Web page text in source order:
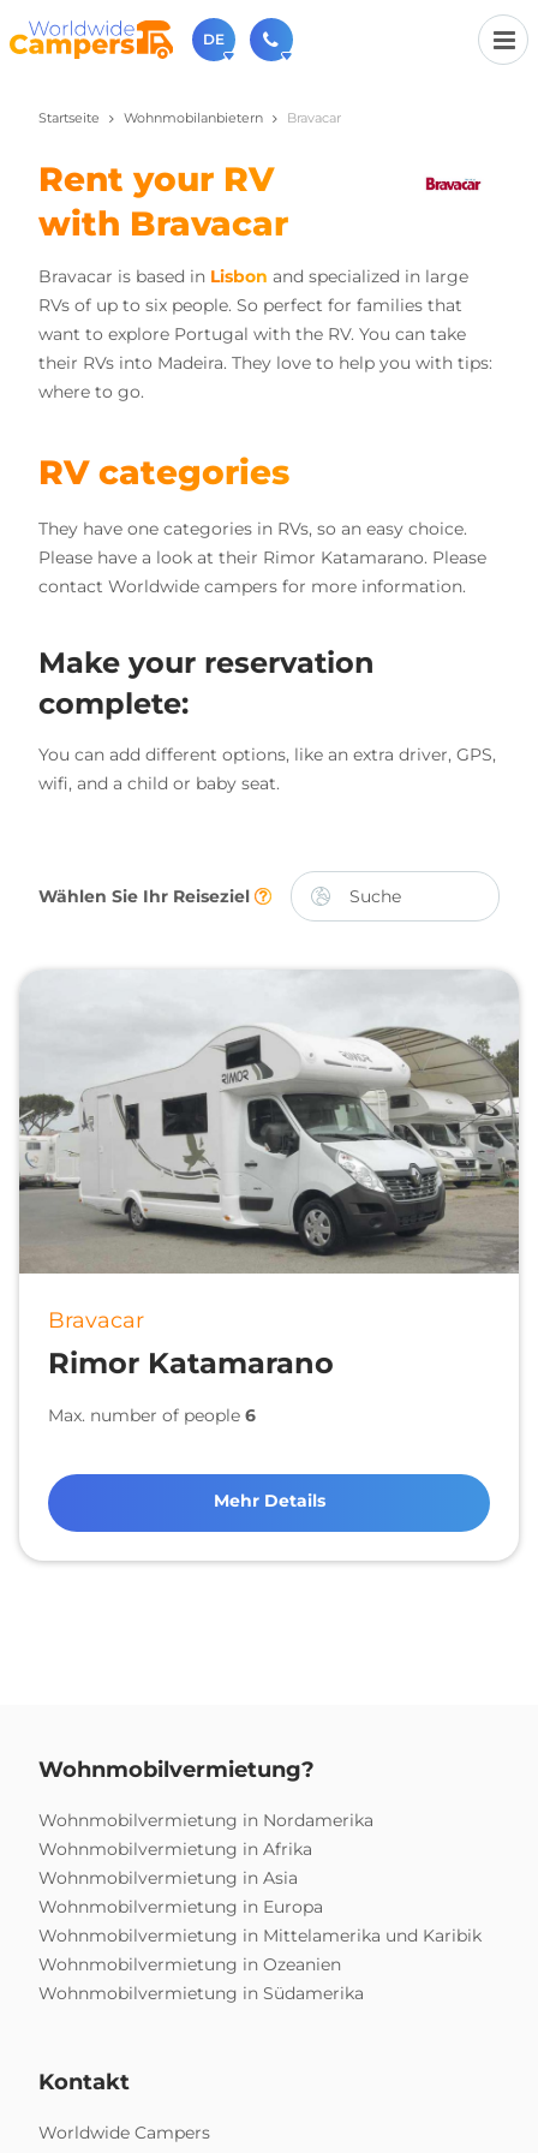
DE
+31 030-6974964
sales@worldwidecampers.com
Sie können uns auch eine E-Mail senden.
Startseite Wohnmobilanbietern Bravacar
Rent your RV
with Bravacar
Bravacar is based in Lisbon and specialized in large
RVs of up to six people. So perfect for families that
want to explore Portugal with the RV. You can take
their RVs into Madeira. They love to help you with tips:
where to go.
RV categories
They have one categories in RVs, so an easy choice.
Please have a look at their Rimor Katamarano. Please
contact Worldwide campers for more information.
Make your reservation
complete:
You can add different options, like an extra driver, GPS,
wifi, and a child or baby seat.
Wählen Sie Ihr Reiseziel
Bravacar
Rimor Katamarano
Max. number of people 6
Mehr Details
Wohnmobilvermietung?
Wohnmobilvermietung in Nordamerika
Wohnmobilvermietung in Afrika
Wohnmobilvermietung in Asia
Wohnmobilvermietung in Europa
Wohnmobilvermietung in Mittelamerika und Karibik
Wohnmobilvermietung in Ozeanien
Wohnmobilvermietung in Südamerika
Kontakt
Worldwide Campers